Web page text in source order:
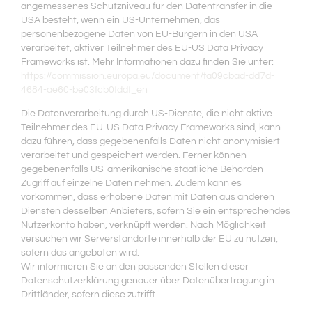
angemessenes Schutzniveau für den Datentransfer in die
USA besteht, wenn ein US-Unternehmen, das
personenbezogene Daten von EU-Bürgern in den USA
verarbeitet, aktiver Teilnehmer des EU-US Data Privacy
Frameworks ist. Mehr Informationen dazu finden Sie unter:
https://commission.europa.eu/document/fa09cbad-dd7d-
4684-ae60-be03fcb0fddf_en
Die Datenverarbeitung durch US-Dienste, die nicht aktive
Teilnehmer des EU-US Data Privacy Frameworks sind, kann
dazu führen, dass gegebenenfalls Daten nicht anonymisiert
verarbeitet und gespeichert werden. Ferner können
gegebenenfalls US-amerikanische staatliche Behörden
Zugriff auf einzelne Daten nehmen. Zudem kann es
vorkommen, dass erhobene Daten mit Daten aus anderen
Diensten desselben Anbieters, sofern Sie ein entsprechendes
Nutzerkonto haben, verknüpft werden. Nach Möglichkeit
versuchen wir Serverstandorte innerhalb der EU zu nutzen,
sofern das angeboten wird.
Wir informieren Sie an den passenden Stellen dieser
Datenschutzerklärung genauer über Datenübertragung in
Drittländer, sofern diese zutrifft.